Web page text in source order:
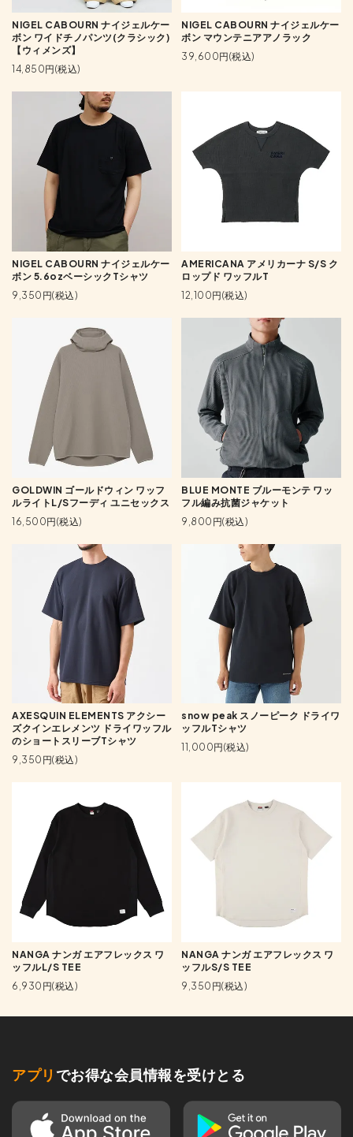
NIGEL CABOURN ナイジェルケー
ボン ワイドチノパンツ(クラシック)
【ウィメンズ】
14,850円(税込)
NIGEL CABOURN ナイジェルケー
ボン マウンテニアアノラック
39,600円(税込)
NIGEL CABOURN ナイジェルケー
ボン 5.6ozベーシックTシャツ
9,350円(税込)
AMERICANA アメリカーナ S/S ク
ロップド ワッフルT
12,100円(税込)
GOLDWIN ゴールドウィン ワッフ
ルライトL/Sフーディ ユニセックス
16,500円(税込)
BLUE MONTE ブルーモンテ ワッ
フル編み抗菌ジャケット
9,800円(税込)
AXESQUIN ELEMENTS アクシー
ズクインエレメンツ ドライワッフル
のショートスリーブTシャツ
9,350円(税込)
snow peak スノーピーク ドライワ
ッフルTシャツ
11,000円(税込)
NANGA ナンガ エアフレックス ワ
ッフルL/S TEE
6,930円(税込)
NANGA ナンガ エアフレックス ワ
ッフルS/S TEE
9,350円(税込)
アプリ でお得な会員情報を受けとる